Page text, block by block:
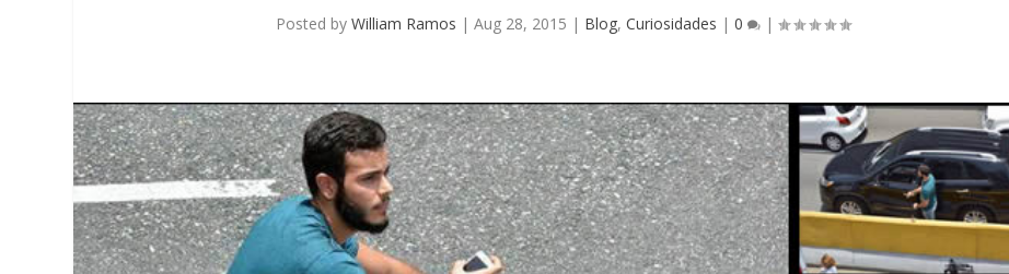
Posted byWilliam Ramos |Aug 28, 2015 | Blog,Curiosidades |0 |